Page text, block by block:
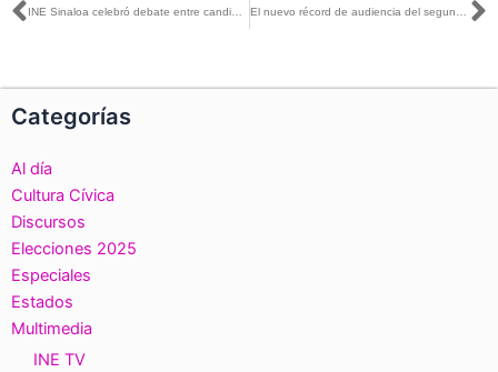
Ant INE Sinaloa celebró debate entre candidaturas al Senado de la República El nuevo récord de audiencia del segundo debate presidencial refleja el interés ciudadano en las propuestas de las candidaturas: Carla Humphrey con Jaime Núñez
Categorías
Al día
Cultura Cívica
Discursos
Elecciones 2025
Especiales
Estados
Multimedia
INE TV